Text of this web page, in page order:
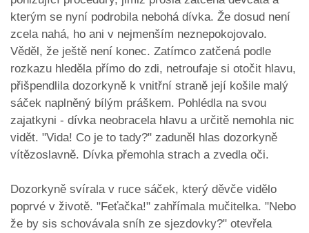
kterým se nyní podrobila nebohá dívka. Že dosud není
zcela nahá, ho ani v nejmenším neznepokojovalo.
Věděl, že ještě není konec. Zatímco zatčená podle
rozkazu hleděla přímo do zdi, netroufaje si otočit hlavu,
přišpendlila dozorkyně k vnitřní straně její košile malý
sáček naplněný bílým práškem. Pohlédla na svou
zajatkyni - dívka neobracela hlavu a určitě nemohla nic
vidět. "Vida! Co je to tady?" zaduněl hlas dozorkyně
vítězoslavně. Dívka přemohla strach a zvedla oči.
Dozorkyně svírala v ruce sáček, který děvče vidělo
poprvé v životě. "Feťačka!" zahřímala mučitelka. "Nebo
že by sis schovávala sníh ze sjezdovky?" otevřela